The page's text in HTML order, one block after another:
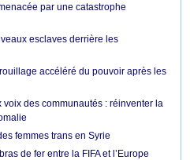
par une catastrophe
esclaves derrière les
accéléré du pouvoir après les
des communautés : réinventer la
femmes trans en Syrie
de fer entre la FIFA et l’Europe